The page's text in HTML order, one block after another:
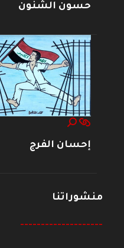
حسون الشنون
إحسان الفرج
منشوراتنا
--------------------